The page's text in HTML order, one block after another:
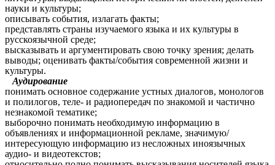
науки и культуры;
описывать события, излагать факты;
представлять страны изучаемого языка и их культуры в
русскоязычной среде;
высказывать и аргументировать свою точку зрения; делать
выводы; оценивать факты/события современной жизни и
культуры.
Аудирование
понимать основное содержание устных диалогов, монологов
и полилогов, теле- и радиопередач по знакомой и частично
незнакомой тематике;
выборочно понимать необходимую информацию в
объявлениях и информационной рекламе, значимую/
интересующую информацию из несложных иноязычных
аудио- и видеотекстов;